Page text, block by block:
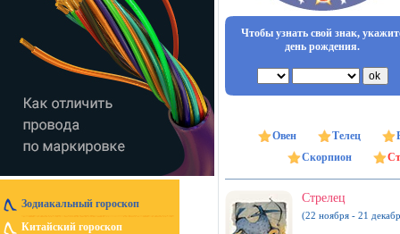
Зодиакальный гороскоп
Китайский гороскоп
Чтобы узнать свой знак,
день рождения.
Овен Телец
Скорпион
Стрелец
(22 ноября - 21